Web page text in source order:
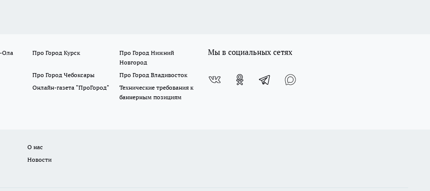
Ола Про Город Курск
Про Город Нижний
Новгород
Про Город Чебоксары
Про Город Владивосток
Онлайн-газета "ПроГород"
Технические требования к
баннерным позициям
Мы в социальных сетях
О нас
Новости